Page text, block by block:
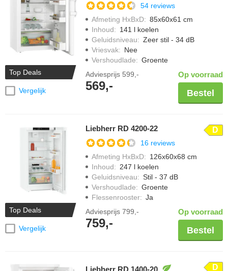
Top Deals
Vergelijk
54 reviews
Afmeting HxBxD: 85x60x61 cm
Inhoud: 141 l koelen
Geluidsniveau: Zeer stil - 34 dB
Vriesvak: Nee
Vershoudlade: Groente
Adviesprijs 599,-
569,-
Op voorraad
Bestel
Top Deals
Vergelijk
Liebherr RD 4200-22 D
16 reviews
Afmeting HxBxD: 126x60x68 cm
Inhoud: 247 l koelen
Geluidsniveau: Stil - 37 dB
Vershoudlade: Groente
Flessenrooster: Ja
Adviesprijs 799,-
759,-
Op voorraad
Bestel
Liebherr RD 1400-20 D